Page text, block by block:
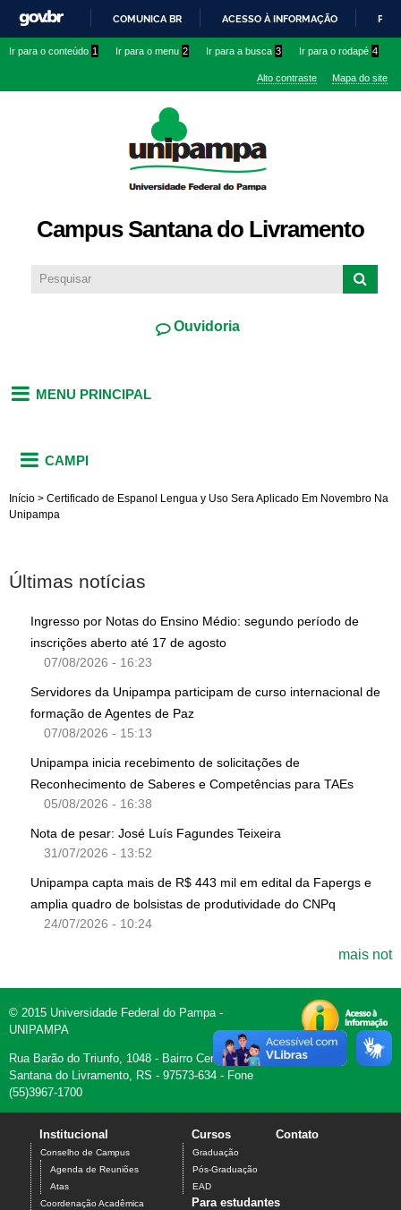
conteúdo
IR
O
COMUNICA BR ACESSO À INFORMAÇÃO
Ir para o conteúdo 1 Ir para o menu 2 Ir para a busca 3 Ir para o rodapé 4
Alto contraste Mapa do site
Campus Santana do Livramento
Ouvidoria
MENU PRINCIPAL
CAMPI
Início > Certificado de Espanol Lengua y Uso Sera Aplicado Em Novembro Na
Unipampa
Últimas notícias
Ingresso por Notas do Ensino Médio: segundo período de
inscrições aberto até 17 de agosto
07/08/2026 - 16:23
Servidores da Unipampa participam de curso internacional de
formação de Agentes de Paz
07/08/2026 - 15:13
Unipampa inicia recebimento de solicitações de
Reconhecimento de Saberes e Competências para TAEs
05/08/2026 - 16:38
Nota de pesar: José Luís Fagundes Teixeira
31/07/2026 - 13:52
Unipampa capta mais de R$ 443 mil em edital da Fapergs e
amplia quadro de bolsistas de produtividade do CNPq
24/07/2026 - 10:24
mais not
© 2015 Universidade Federal do Pampa -
UNIPAMPA
Rua Barão do Triunfo, 1048 - Bairro Centro -
Santana do Livramento, RS - 97573-634 - Fone
(55)3967-1700
Institucional
Conselho de Campus
Agenda de Reuniões
Atas
Coordenação Acadêmica
Cursos
Graduação
Pós-Graduação
EAD
Contato
Para estudantes